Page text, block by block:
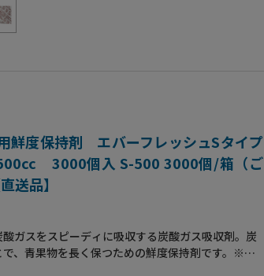
鮮度保持剤 エバーフレッシュSタイプ
3000個入 S-500 3000個/箱（ご
送品】
ガスをスピーディに吸収する炭酸ガス吸収剤。炭
、青果物を長く保つための鮮度保持剤です。※脱